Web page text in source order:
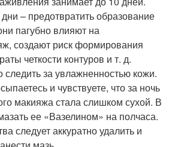
– предотвратить образование
пагубно влияют на
создают риск формирования
четкости контуров и т. д.
за увлажненностью кожи.
и чувствуете, что за ночь
макияжа стала слишком сухой. В
ее «Вазелином» на полчаса.
следует аккуратно удалить и